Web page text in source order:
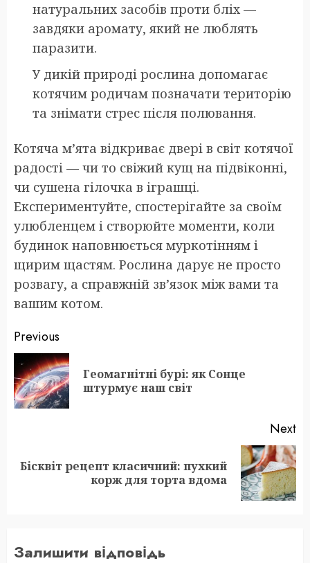
натуральних засобів проти бліх —
завдяки аромату, який не люблять
паразити.
У дикій природі рослина допомагає
котячим родичам позначати територію
та знімати стрес після полювання.
Котяча м’ята відкриває двері в світ котячої
радості — чи то свіжий кущ на підвіконні,
чи сушена гілочка в іграшці.
Експериментуйте, спостерігайте за своїм
улюбленцем і створюйте моменти, коли
будинок наповнюється муркотінням і
щирим щастям. Рослина дарує не просто
розвагу, а справжній зв’язок між вами та
вашим котом.
Post
navigation
Previous
Геомагнітні бурі: як Сонце
штурмує наш світ
Next
Next
Бісквіт рецепт класичний: пухкий
корж для торта вдома
Залишити відповідь